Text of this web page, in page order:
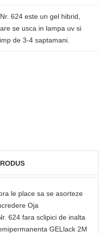
624 este un gel hibrid,
se usca in lampa uv si
de 3-4 saptamani.
le place sa se asorteze
Oja
624 fara sclipici de inalta
GELlack 2M